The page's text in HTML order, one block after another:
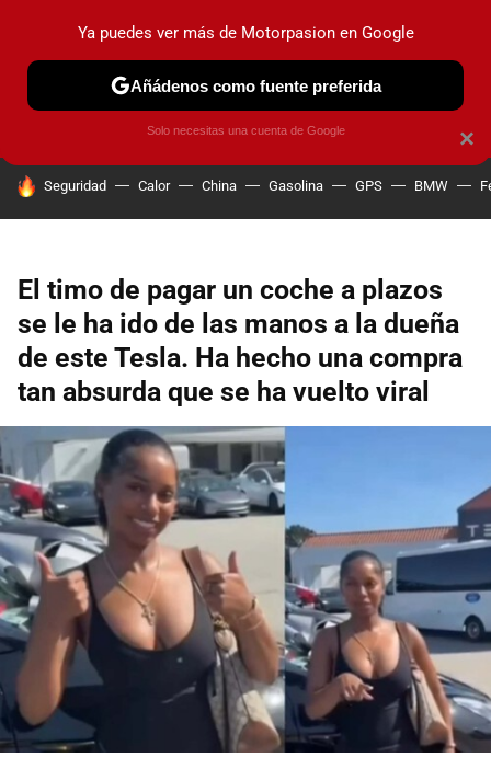
PRUEBAS COCHES ELÉCTRICOS OBSERVATORIO
HOY SE HABLA DE
Seguridad Calor China Gasolina GPS BMW
El timo de pagar un coche a plazos
se le ha ido de las manos a la dueña
de este Tesla. Ha hecho una compra
tan absurda que se ha vuelto viral
×
Ya puedes ver más de Motorpasion en Google
Añádenos como fuente preferida
Solo necesitas una cuenta de Google